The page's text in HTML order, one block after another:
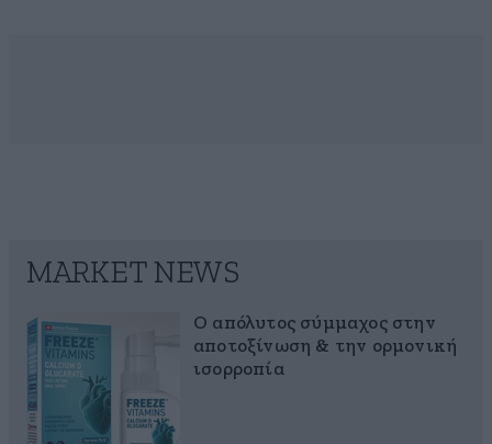
MARKET NEWS
Ο απόλυτος σύμμαχος στην
αποτοξίνωση & την ορμονική
ισορροπία